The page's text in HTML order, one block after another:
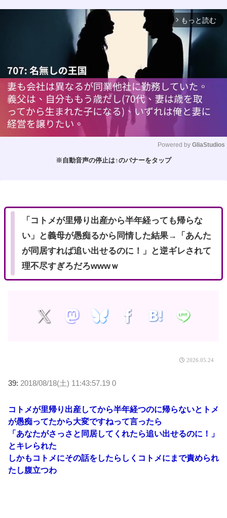
arrow_forward_ios もっと読む
Powered by GliaStudios
※自動音声の停止は↑のバナーをタップ
「コトメが里帰り出産から半年経っても帰らな
い」と義母が愚痴るから同情した結果→「あんた
が同居すれば追い出せるのに！」と逆ギレされて
理不尽すぎろだろwwwｗ
2026.05.24
39: 2018/08/18(土) 11:43:57.19 0
コトメが里帰り出産してから半年経つのに帰らないとトメ
が愚痴ってたから大変ですねって言ったら
「あなたがさっさと同居してくれたら追い出せるのに！」
とキレられた
しかもコトメにその話をしたらしくコトメにまで責められ
たし腹立つわ